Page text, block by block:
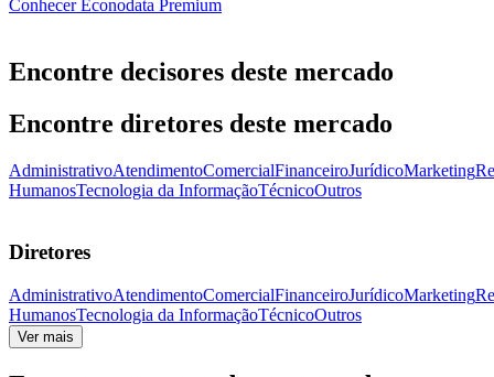
Conhecer Econodata Premium
Encontre decisores deste mercado
Encontre diretores deste mercado
AdministrativoAtendimentoComercialFinanceiroJurídicoMarketing
HumanosTecnologia da InformaçãoTécnicoOutros
Diretores
AdministrativoAtendimentoComercialFinanceiroJurídicoMarketing
HumanosTecnologia da InformaçãoTécnicoOutros
Ver mais